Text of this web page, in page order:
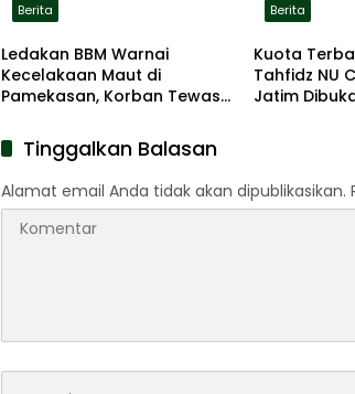
Berita
Ledakan BBM Warnai
Kecelakaan Maut di
Pamekasan, Korban Tewas
Berita
Kuota
Tahfidz NU
Jatim
Tinggalkan Balasan
Alamat email Anda tidak akan dipublikasikan.